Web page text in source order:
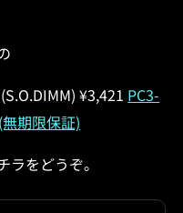
¥3,421 PC3-
期限保証)
をどうぞ。